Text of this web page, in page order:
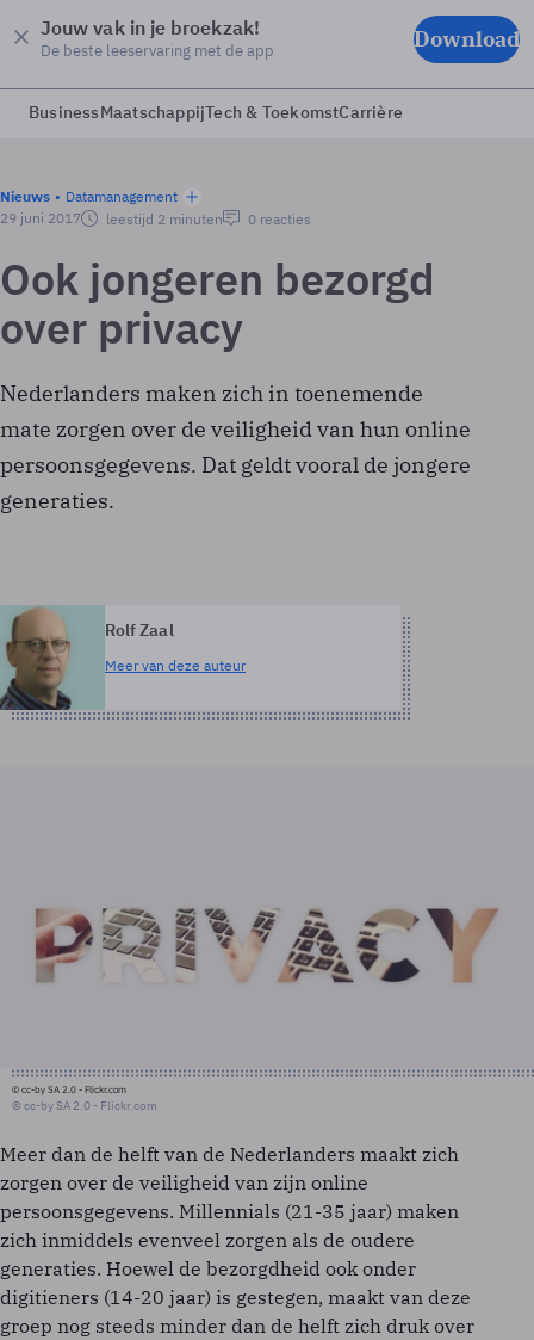
Jouw vak in je broekzak!
De beste leeservaring met de app Download
BusinessMaatschappijTech & ToekomstCarrière
Nieuws
Datamanagement
29 juni 2017
leestijd 2 minuten 0 reacties
Ook jongeren bezorgd
over privacy
Nederlanders maken zich in toenemende
mate zorgen over de veiligheid van hun online
persoonsgegevens. Dat geldt vooral de jongere
generaties.
Rolf Zaal
Meer van deze auteur
© cc-by SA 2.0 - Flickr.com
© cc-by SA 2.0 - Flickr.com
Meer dan de helft van de Nederlanders maakt zich
zorgen over de veiligheid van zijn online
persoonsgegevens. Millennials (21-35 jaar) maken
zich inmiddels evenveel zorgen als de oudere
generaties. Hoewel de bezorgdheid ook onder
digitieners (14-20 jaar) is gestegen, maakt van deze
groep nog steeds minder dan de helft zich druk over